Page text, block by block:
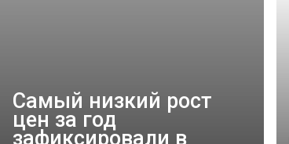
Самый низкий рост
цен за год
зафиксировали в